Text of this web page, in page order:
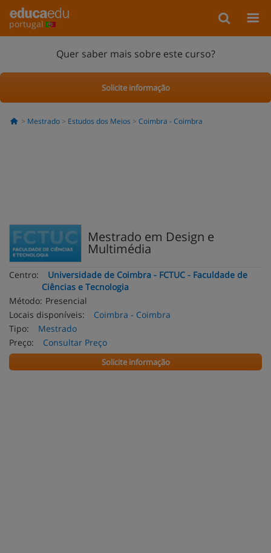
portugal
Quer saber mais sobre este curso?
Solicite informação
Mestrado Estudos dos Meios Coimbra - Coimbra
Mestrado em Design e
Multimédia
Centro:
Universidade de Coimbra - FCTUC - Faculdade de
Ciências e Tecnologia
Método: Presencial
Locais disponíveis:
Coimbra - Coimbra
Tipo:
Mestrado
Preço:
Consultar Preço
Solicite informação